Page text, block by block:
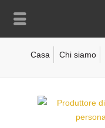
Casa Chi siamo